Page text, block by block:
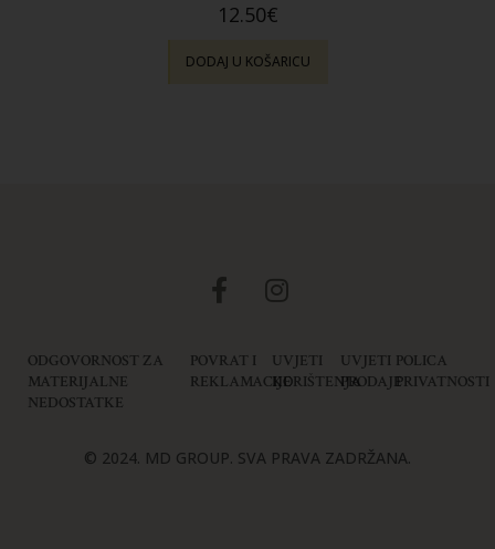
12.50€
DODAJ U KOŠARICU
ODGOVORNOST ZA
MATERIJALNE
NEDOSTATKE
POVRAT I
REKLAMACIJE
UVJETI
KORIŠTENJA
UVJETI
PRODAJE
POLICA
PRIVATNOSTI
© 2024. MD GROUP. SVA PRAVA ZADRŽANA.